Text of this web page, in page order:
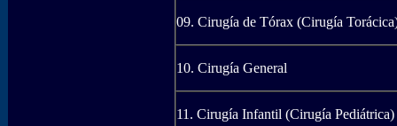
09. Cirugía de Tórax (Cirugía
10. Cirugía General
11. Cirugía Infantil (Cirugía Pediátrica)